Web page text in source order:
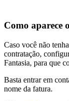
Como aparece
Caso você não
contratação,
Fantasia, para que
Basta entrar em
nome da fatura.